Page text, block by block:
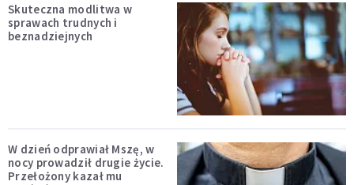
Skuteczna modlitwa w
sprawach trudnych i
beznadziejnych
W dzień odprawiał Mszę, w
nocy prowadził drugie życie.
Przełożony kazał mu